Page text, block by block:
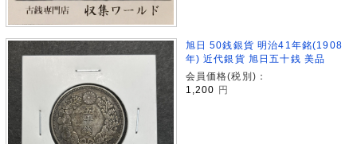
旭日 50銭銀貨 明治41年銘(1908
年) 近代銀貨 旭日五十銭 美品
会員価格(税別)：
1,200 円